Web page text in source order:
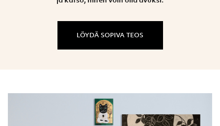
LÖYDÄ SOPIVA TEOS